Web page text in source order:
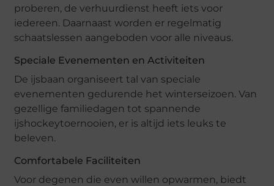
proberen, de verhuurdienst heeft iets voor
iedereen. Daarnaast worden er regelmatig
schaatslessen aangeboden voor alle niveaus.
Speciale Evenementen en Activiteiten
De ijsbaan organiseert tal van speciale
evenementen gedurende het winterseizoen. Van
gezellige familiedagen tot spannende
ijshockeytoernooien, er is altijd iets leuks te
beleven.
Comfortabele Faciliteiten
Voor degenen die even willen opwarmen, biedt